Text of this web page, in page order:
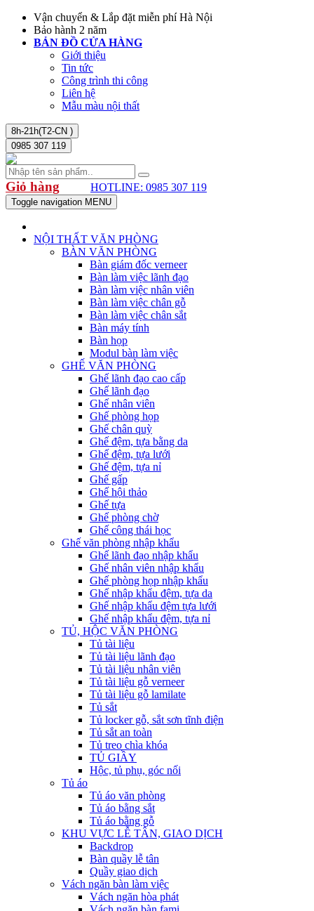
Vận chuyển & Lắp đặt miễn phí Hà Nội
Bảo hành 2 năm
BẢN ĐỒ CỬA HÀNG
Giới thiệu
Tin tức
Công trình thi công
Liên hệ
Mẫu màu nội thất
8h-21h(T2-CN )
0985 307 119
Giỏ hàng HOTLINE: 0985 307 119
Toggle navigation MENU
NỘI THẤT VĂN PHÒNG
BÀN VĂN PHÒNG
Bàn giám đốc verneer
Bàn làm việc lãnh đạo
Bàn làm việc nhân viên
Bàn làm việc chân gỗ
Bàn làm việc chân sắt
Bàn máy tính
Bàn họp
Modul bàn làm việc
GHẾ VĂN PHÒNG
Ghế lãnh đạo cao cấp
Ghế lãnh đạo
Ghế nhân viên
Ghế phòng họp
Ghế chân quỳ
Ghế đệm, tựa bằng da
Ghế đệm, tựa lưới
Ghế đệm, tựa nỉ
Ghế gấp
Ghế hội thảo
Ghế tựa
Ghế phòng chờ
Ghế công thái học
Ghế văn phòng nhập khẩu
Ghế lãnh đạo nhập khẩu
Ghế nhân viên nhập khẩu
Ghế phòng họp nhập khẩu
Ghế nhập khẩu đệm, tựa da
Ghế nhập khẩu đệm tựa lưới
Ghế nhập khẩu đệm, tựa nỉ
TỦ, HỘC VĂN PHÒNG
Tủ tài liệu
Tủ tài liệu lãnh đạo
Tủ tài liệu nhân viên
Tủ tài liệu gỗ verneer
Tủ tài liệu gỗ lamilate
Tủ sắt
Tủ locker gỗ, sắt sơn tĩnh điện
Tủ sắt an toàn
Tủ treo chìa khóa
TỦ GIẦY
Hộc, tủ phụ, góc nối
Tủ áo
Tủ áo văn phòng
Tủ áo bằng sắt
Tủ áo bằng gỗ
KHU VỰC LỄ TÂN, GIAO DỊCH
Backdrop
Bàn quầy lễ tân
Quầy giao dịch
Vách ngăn bàn làm việc
Vách ngăn hòa phát